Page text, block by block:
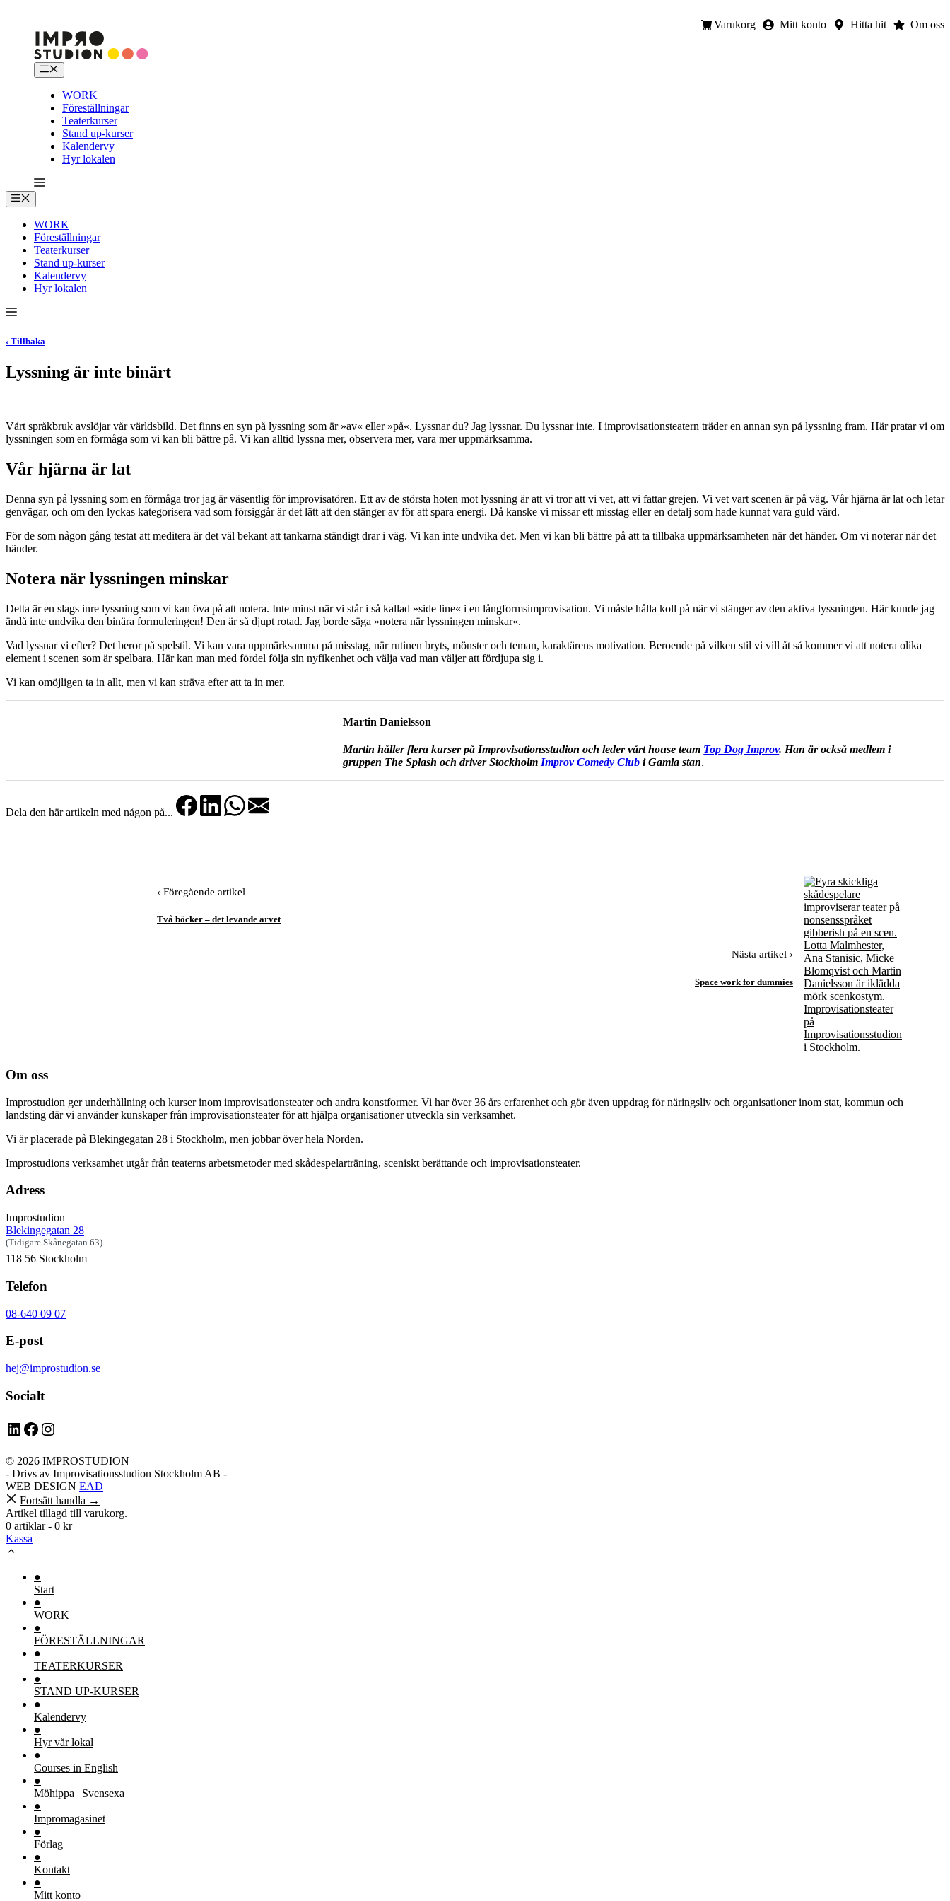
Varukorg Mitt konto Hitta hit Om oss
Meny
WORK
Föreställningar
Teaterkurser
Stand up-kurser
Kalendervy
Hyr lokalen
Meny
WORK
Föreställningar
Teaterkurser
Stand up-kurser
Kalendervy
Hyr lokalen
‹ Tillbaka
Lyssning är inte binärt
Vårt språkbruk avslöjar vår världsbild. Det finns en syn på lyssning som är »av« eller »på«. Lyssnar du? Jag lyssnar. Du lyssnar inte. I improvisationsteatern träder en annan syn på lyssning fram. Här pratar vi om
lyssningen som en förmåga som vi kan bli bättre på. Vi kan alltid lyssna mer, observera mer, vara mer uppmärksamma.
Vår hjärna är lat
Denna syn på lyssning som en förmåga tror jag är väsentlig för improvisatören. Ett av de största hoten mot lyssning är att vi tror att vi vet, att vi fattar grejen. Vi vet vart scenen är på väg. Vår hjärna är lat och letar
genvägar, och om den lyckas kategorisera vad som försiggår är det lätt att den stänger av för att spara energi. Då kanske vi missar ett misstag eller en detalj som hade kunnat vara guld värd.
För de som någon gång testat att meditera är det väl bekant att tankarna ständigt drar i väg. Vi kan inte undvika det. Men vi kan bli bättre på att ta tillbaka uppmärksamheten när det händer. Om vi noterar när det
händer.
Notera när lyssningen minskar
Detta är en slags inre lyssning som vi kan öva på att notera. Inte minst när vi står i så kallad »side line« i en långformsimprovisation. Vi måste hålla koll på när vi stänger av den aktiva lyssningen. Här kunde jag
ändå inte undvika den binära formuleringen! Den är så djupt rotad. Jag borde säga »notera när lyssningen minskar«.
Vad lyssnar vi efter? Det beror på spelstil. Vi kan vara uppmärksamma på misstag, när rutinen bryts, mönster och teman, karaktärens motivation. Beroende på vilken stil vi vill åt så kommer vi att notera olika
element i scenen som är spelbara. Här kan man med fördel följa sin nyfikenhet och välja vad man väljer att fördjupa sig i.
Vi kan omöjligen ta in allt, men vi kan sträva efter att ta in mer.
Martin Danielsson
Martin håller flera kurser på Improvisationsstudion och leder vårt house team Top Dog Improv. Han är också medlem i
gruppen The Splash och driver Stockholm Improv Comedy Club i Gamla stan.
Dela den här artikeln med någon på...
‹ Föregående artikel
Två böcker – det levande arvet
Nästa artikel ›
Space work for dummies
Om oss
Improstudion ger underhållning och kurser inom improvisationsteater och andra konstformer. Vi har över 36 års erfarenhet och gör även uppdrag för näringsliv och organisationer inom stat, kommun och
landsting där vi använder kunskaper från improvisationsteater för att hjälpa organisationer utveckla sin verksamhet.
Vi är placerade på Blekingegatan 28 i Stockholm, men jobbar över hela Norden.
Improstudions verksamhet utgår från teaterns arbetsmetoder med skådespelarträning, sceniskt berättande och improvisationsteater.
Adress
Improstudion
Blekingegatan 28
(Tidigare Skånegatan 63)
118 56 Stockholm
Telefon
08-640 09 07
E-post
hej@improstudion.se
Socialt
LinkedIn
Facebook
Instagram
© 2026 IMPROSTUDION
- Drivs av Improvisationsstudion Stockholm AB -
WEB DESIGN EAD
Fortsätt handla →
Artikel tillagd till varukorg.
0 artiklar - 0 kr
Kassa
●
Start
●
WORK
●
FÖRESTÄLLNINGAR
●
TEATERKURSER
●
STAND UP-KURSER
●
Kalendervy
●
Hyr vår lokal
●
Courses in English
●
Möhippa | Svensexa
●
Impromagasinet
●
Förlag
●
Kontakt
●
Mitt konto